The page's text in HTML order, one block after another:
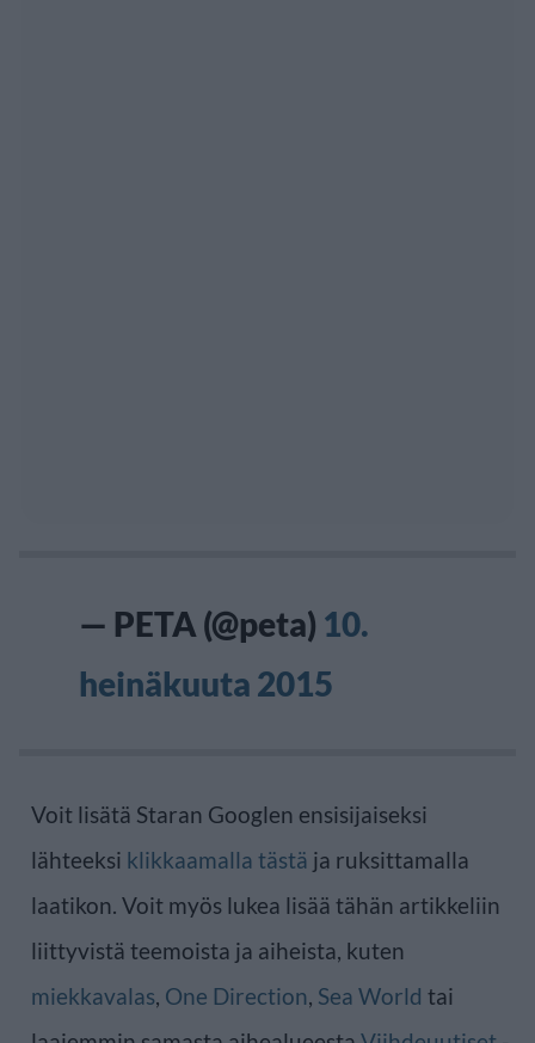
— PETA (@peta) 10.
heinäkuuta 2015
Voit lisätä Staran Googlen ensisijaiseksi
lähteeksi klikkaamalla tästä ja ruksittamalla
laatikon. Voit myös lukea lisää tähän artikkeliin
liittyvistä teemoista ja aiheista, kuten
miekkavalas, One Direction, Sea World tai